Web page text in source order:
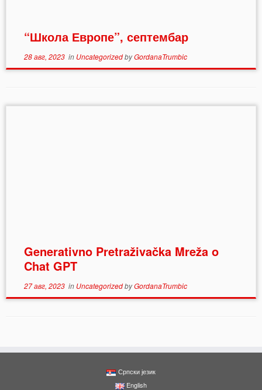
“Школа Европе”, септембар
28 авг, 2023in UncategorizedbyGordanaTrumbic
Generativno Pretraživačka Mreža o
Chat GPT
27 авг, 2023in UncategorizedbyGordanaTrumbic
Српски језик
English